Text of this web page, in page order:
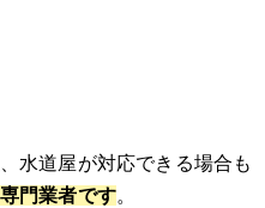
水道屋が対応できる場合も
門業者です。